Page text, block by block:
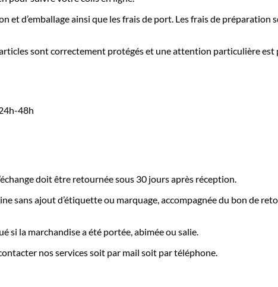
et d’emballage ainsi que les frais de port. Les frais de
sont correctement protégés et une attention particulière est
48h
doit être retournée sous 30 jours après réception.
sans ajout d’étiquette ou marquage, accompagnée du bon de
si la marchandise a été portée, abimée ou salie.
nos services soit par mail soit par téléphone.